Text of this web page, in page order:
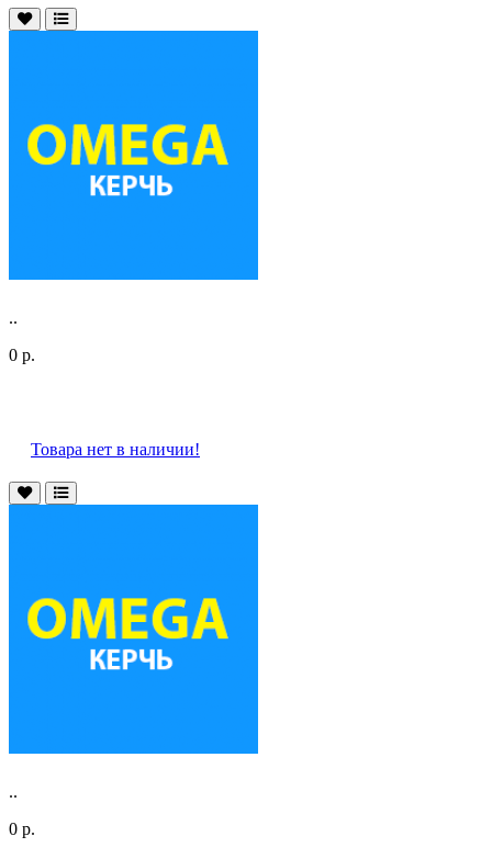
..
0 р.
Товара нет в наличии!
..
0 р.